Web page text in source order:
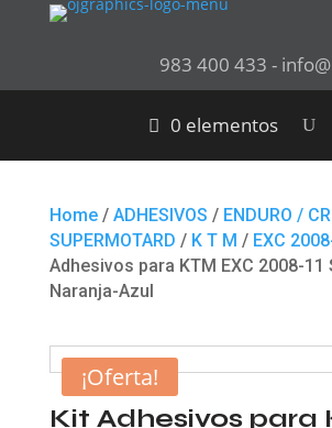
983 400 433 -
0 elementos
Home/ ADHESIVOS / ENDURO /
SUPERMOTARD / K T M / EXC
Adhesivos para KTM EXC 2008-11
Naranja-Azul
¡Oferta!
Kit Adhesivos para